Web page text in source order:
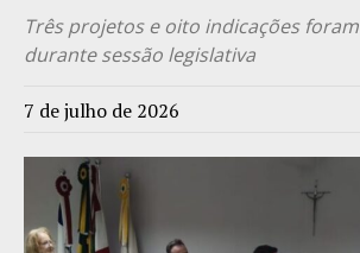
Três projetos e oito indicações
durante sessão legislativa
7 de julho de 2026